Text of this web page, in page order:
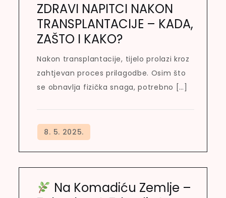
ZDRAVI NAPITCI NAKON
TRANSPLANTACIJE – KADA,
ZAŠTO I KAKO?
Nakon transplantacije, tijelo prolazi kroz
zahtjevan proces prilagodbe. Osim što
se obnavlja fizička snaga, potrebno […]
Na Komadiću Zemlje –